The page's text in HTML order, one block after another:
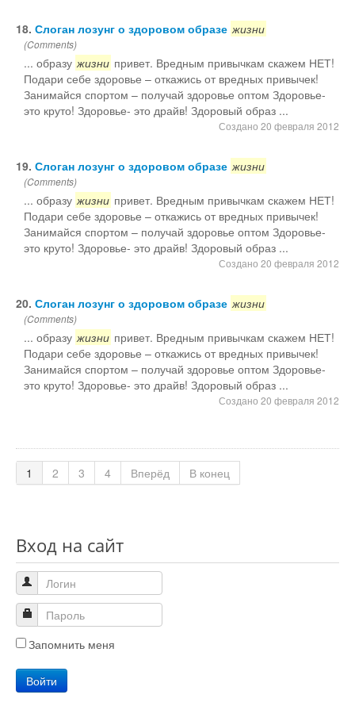
18. Слоган лозунг о здоровом образе жизни
(Comments)
... образу жизни привет. Вредным привычкам скажем НЕТ!
Подари себе здоровье – откажись от вредных привычек!
Занимайся спортом – получай здоровье оптом Здоровье-
это круто! Здоровье- это драйв! Здоровый образ ...
Создано 20 февраля 2012
19. Слоган лозунг о здоровом образе жизни
(Comments)
... образу жизни привет. Вредным привычкам скажем НЕТ!
Подари себе здоровье – откажись от вредных привычек!
Занимайся спортом – получай здоровье оптом Здоровье-
это круто! Здоровье- это драйв! Здоровый образ ...
Создано 20 февраля 2012
20. Слоган лозунг о здоровом образе жизни
(Comments)
... образу жизни привет. Вредным привычкам скажем НЕТ!
Подари себе здоровье – откажись от вредных привычек!
Занимайся спортом – получай здоровье оптом Здоровье-
это круто! Здоровье- это драйв! Здоровый образ ...
Создано 20 февраля 2012
1 2 3 4 Вперёд В конец
Вход на сайт
Запомнить меня
Войти